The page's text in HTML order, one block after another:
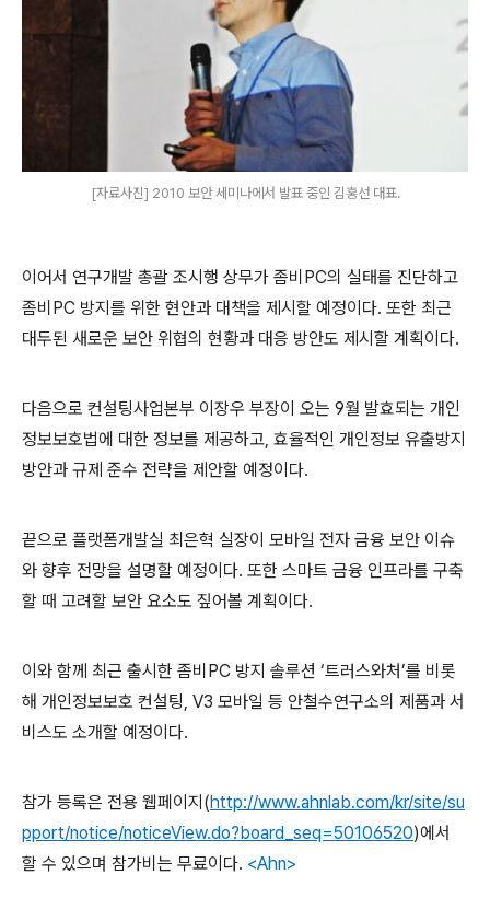
[자료사진] 2010 보안 세미나에서 발표 중인 김홍선 대표.
이어서 연구개발 총괄 조시행 상무가 좀비 PC의 실태를 진단하고
좀비 PC 방지를 위한 현안과 대책을 제시할 예정이다. 또한 최근
대두된 새로운 보안 위협의 현황과 대응 방안도 제시할 계획이다.
다음으로 컨설팅사업본부 이장우 부장이 오는 9월 발효되는 개인
정보보호법에 대한 정보를 제공하고, 효율적인 개인정보 유출방지
방안과 규제 준수 전략을 제안할 예정이다.
끝으로 플랫폼개발실 최은혁 실장이 모바일 전자 금융 보안 이슈
와 향후 전망을 설명할 예정이다. 또한 스마트 금융 인프라를 구축
할 때 고려할 보안 요소도 짚어볼 계획이다.
이와 함께 최근 출시한 좀비 PC 방지 솔루션 ‘트러스와처’를 비롯
해 개인정보보호 컨설팅, V3 모바일 등 안철수연구소의 제품과 서
비스도 소개할 예정이다.
참가 등록은 전용 웹페이지 (http://www.ahnlab.com/kr/site/su
pport/notice/noticeView.do?board_seq=50106520)에서
할 수 있으며 참가비는 무료이다. <Ahn>